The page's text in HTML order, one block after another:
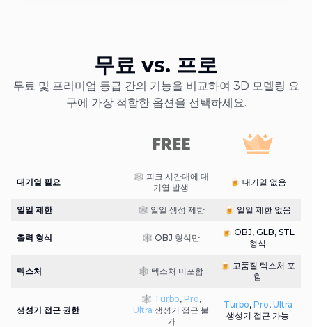
무료 vs. 프로
무료 및 프리미엄 등급 간의 기능을 비교하여 3D 모델링 요
구에 가장 적합한 옵션을 선택하세요.
대기열 필요
🕸️ 피크 시간대에 대
기열 발생
🍺 대기열 없음
일일 제한 🕸️ 일일 생성 제한 🍺 일일 제한 없음
출력 형식 🕸️ OBJ 형식만
🍺 OBJ, GLB, STL
형식
텍스처 🕸️ 텍스처 미포함
🍺 고품질 텍스처 포
함
생성기 접근 권한
🕸️ Turbo, Pro,
Ultra 생성기 접근 불
가
Turbo, Pro, Ultra
생성기 접근 가능